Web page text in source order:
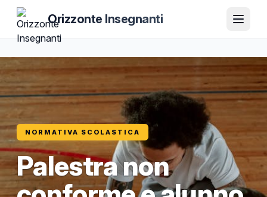
Orizzonte Insegnanti
NORMATIVA SCOLASTICA
Palestra non